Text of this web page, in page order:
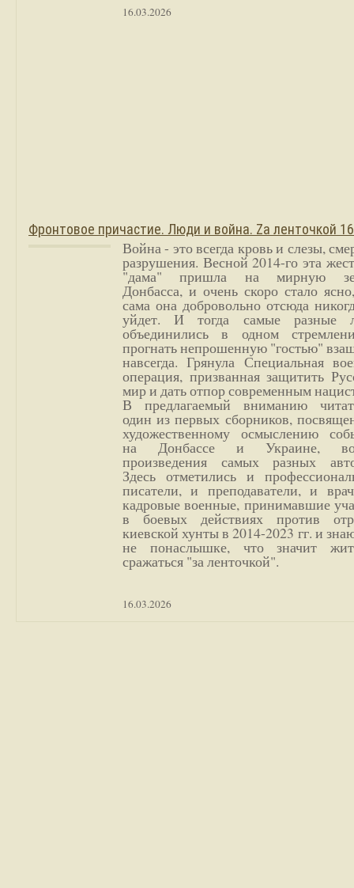
16.03.2026
Фронтовое причастие. Люди и война. Zа ленточкой
Война - это всегда кровь и слезы,
разрушения. Весной 2014-го эта
"дама" пришла на мирную
Донбасса, и очень скоро стало
сама она добровольно отсюда
уйдет. И тогда самые разные
объединились в одном
прогнать непрошенную "гостью"
навсегда. Грянула Специальная
операция, призванная защитить
мир и дать отпор современным
В предлагаемый вниманию
один из первых сборников,
художественному осмыслению
на Донбассе и Украине,
произведения самых разных
Здесь отметились и
писатели, и преподаватели, и
кадровые военные, принимавшие
в боевых действиях против
киевской хунты в 2014-2023 гг. и
не понаслышке, что значит
сражаться "за ленточкой".
16.03.2026